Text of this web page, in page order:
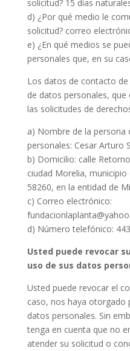
solicitud? 15 días
d) ¿Por qué medio le
solicitud? correo
e) ¿En qué medios se
personales que, en su
Los datos de contacto
de datos personales,
las solicitudes de
a) Nombre de la
personales: Cesar Arturo
b) Domicilio: calle
ciudad Morelia,
58260, en la entidad de
c) Correo electrónico:
d) Número telefónico:
Usted puede revocar
uso de sus datos
Usted puede revocar el
caso, nos haya otorgado
datos personales. Sin
tenga en cuenta que no
atender su solicitud o